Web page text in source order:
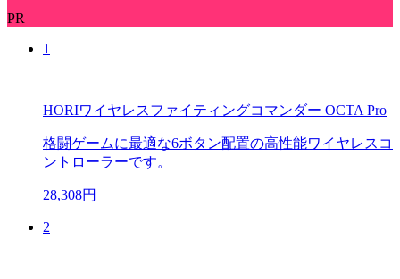
PR
1
HORIワイヤレスファイティングコマンダー OCTA Pro
格闘ゲームに最適な6ボタン配置の高性能ワイヤレスコ
ントローラーです。
28,308円
2